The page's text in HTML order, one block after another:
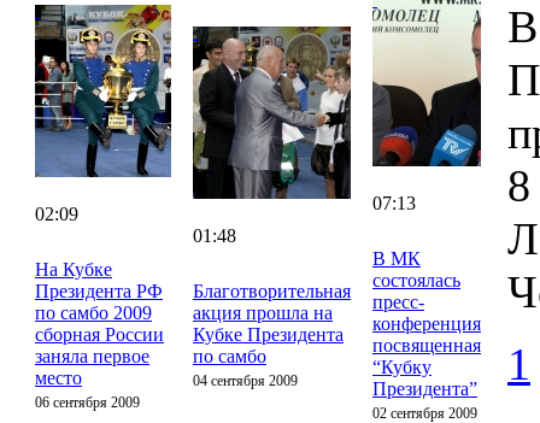
02:09
На Кубке
Президента РФ
по самбо 2009
сборная России
заняла первое
место
06 сентября 2009
01:48
Благотворительная
акция прошла на
Кубке Президента
по самбо
04 сентября 2009
07:13
В МК
состоялась
пресс-
конференция
посвященная
“Кубку
Президента”
02 сентября 2009
1